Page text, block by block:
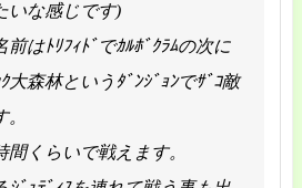
いな感じです)
はﾄﾘﾌｨﾄﾞでｶﾙﾎﾞｸﾗﾑの次に
大森林というﾀﾞﾝｼﾞｮﾝでｻﾞｺ敵
間くらいで戦えます。